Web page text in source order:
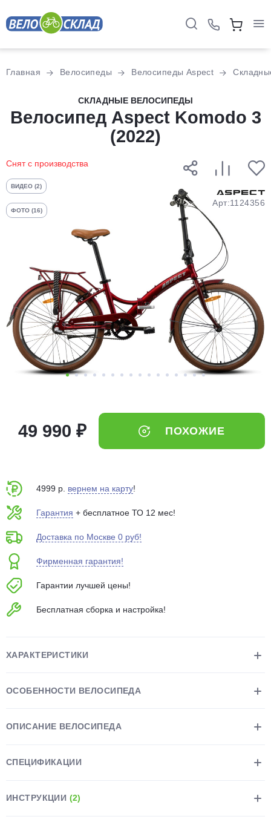
Главная Велосипеды Велосипеды Aspect
СКЛАДНЫЕ ВЕЛОСИПЕДЫ
Велосипед Aspect Komodo 3
(2022)
Снят с производства
ВИДЕО (2)
ФОТО (16)
Арт:1124356
49 990 ₽ ПОХОЖИЕ
4999 р. вернем на карту!
Гарантия + бесплатное ТО 12 мес!
Доставка по Москве 0 руб!
Фирменная гарантия!
Гарантии лучшей цены!
Бесплатная сборка и настройка!
ХАРАКТЕРИСТИКИ
ОСОБЕННОСТИ ВЕЛОСИПЕДА
ОПИСАНИЕ ВЕЛОСИПЕДА
СПЕЦИФИКАЦИИ
ИНСТРУКЦИИ (2)
Разбейте
оплатуна части
без переплат
График платежей
Добавляйте товары
в корзину
Оплачивайте сегодня только
25% картой любого банка
выбранный способом
75% будут
Подробнее
Остались вопросы?